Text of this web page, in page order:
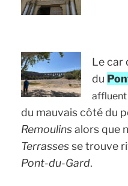
Le car
du
affluent
du mauvais côté du
Remoulinsalors que
Terrassesse trouve
Pont-du-Gard.